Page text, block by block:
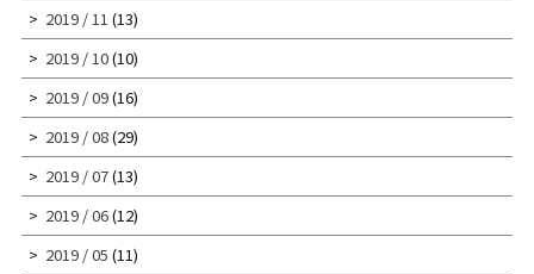
2019 / 11 (13)
2019 / 10(10)
2019 / 09(16)
2019 / 08(29)
2019 / 07(13)
2019 / 06(12)
2019 / 05 (11)